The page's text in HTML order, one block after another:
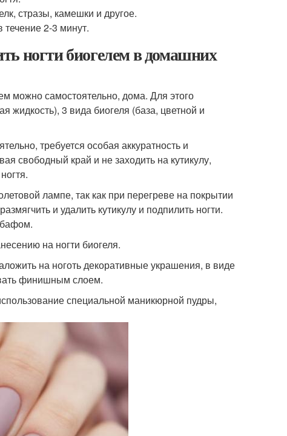
стразы, камешки и другое.
2-3 минут.
ногти биогелем в домашних
можно самостоятельно, дома. Для этого
3 вида биогеля (база, цветной и
требуется особая аккуратность и
свободный край и не заходить на кутикулу,
лампе, так как при перегреве на покрытии
и удалить кутикулу и подпилить ногти.
на ногти биогеля.
на ноготь декоративные украшения, в виде
финишным слоем.
специальной маникюрной пудры,